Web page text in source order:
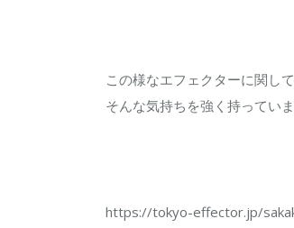
この様なエフェクターに関し
そんな気持ちを強く持っていま
https://tokyo-effector.jp/